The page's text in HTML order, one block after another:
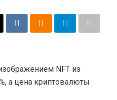
NFT из
а цена криптовалюты